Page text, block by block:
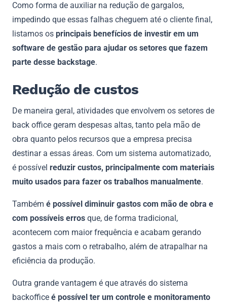
Como forma de auxiliar na redução de gargalos,
impedindo que essas falhas cheguem até o cliente final,
listamos os principais benefícios de investir em um
software de gestão para ajudar os setores que fazem
parte desse backstage.
Redução de custos
De maneira geral, atividades que envolvem os setores de
back office geram despesas altas, tanto pela mão de
obra quanto pelos recursos que a empresa precisa
destinar a essas áreas. Com um sistema automatizado,
é possível reduzir custos, principalmente com materiais
muito usados para fazer os trabalhos manualmente.
Também é possível diminuir gastos com mão de obra e
com possíveis erros que, de forma tradicional,
acontecem com maior frequência e acabam gerando
gastos a mais com o retrabalho, além de atrapalhar na
eficiência da produção.
Outra grande vantagem é que através do sistema
backoffice é possível ter um controle e monitoramento